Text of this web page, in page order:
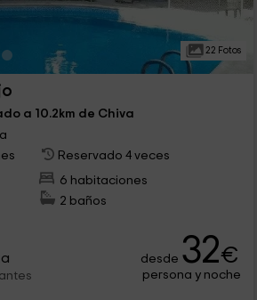
22 Fotos
a 10.2km de Chiva
Reservado 4 veces
6 habitaciones
2 baños
desde 32€
persona y noche